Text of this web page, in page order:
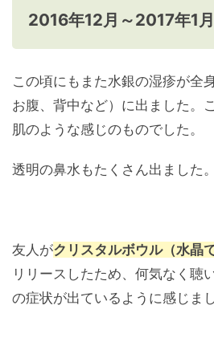
2016年12月～2017年1月
この頃にもまた水銀の湿疹が全
お腹、背中など）に出ました。
肌のような感じのものでした。
透明の鼻水もたくさん出ました。
友人がクリスタルボウル（水晶
リリースしたため、何気なく聴
の症状が出ているように感じまし